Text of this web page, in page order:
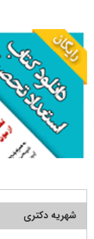
شهریه دکتری